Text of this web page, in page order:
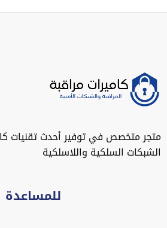
متجر متخصص في توفير أحدث تقنيات
الشبكات السلكية واللاسلكية
للمساعدة